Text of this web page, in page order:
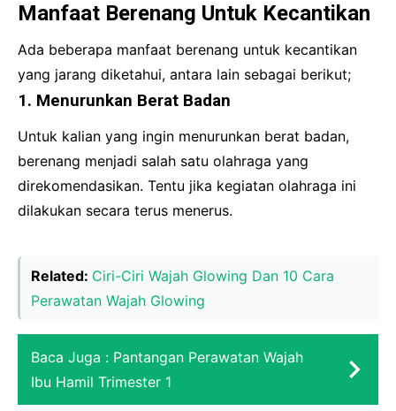
Manfaat Berenang Untuk Kecantikan
Ada beberapa manfaat berenang untuk kecantikan
yang jarang diketahui, antara lain sebagai berikut;
1. Menurunkan Berat Badan
Untuk kalian yang ingin menurunkan berat badan,
berenang menjadi salah satu olahraga yang
direkomendasikan. Tentu jika kegiatan olahraga ini
dilakukan secara terus menerus.
Related: Ciri-Ciri Wajah Glowing Dan 10 Cara
Perawatan Wajah Glowing
Baca Juga : Pantangan Perawatan Wajah
Ibu Hamil Trimester 1